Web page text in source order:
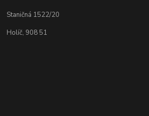
Staničná 1522/20
Holíč, 908 51